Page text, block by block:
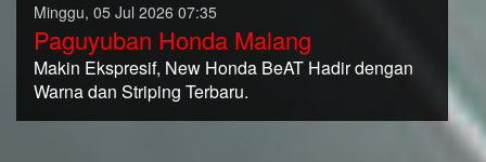
Minggu, 05 Jul 2026 07:35
Paguyuban Honda Malang
Makin Ekspresif, New Honda BeAT Hadir dengan
Warna dan Striping Terbaru.